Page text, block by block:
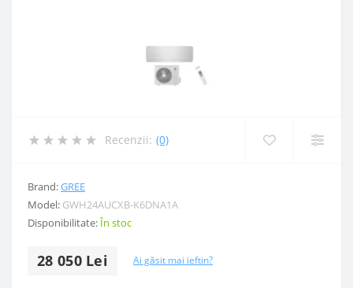
Recenzii: (0)
Brand:GREE
Model: GWH24AUCXB-K6DNA1A
Disponibilitate:În stoc
28 050 Lei Ai găsit mai ieftin?